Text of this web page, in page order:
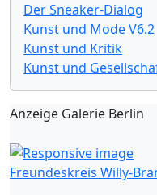
Der Sneaker-Dialog
Kunst und Mode V6.2
Kunst und Kritik
Kunst und
Anzeige Galerie Berlin
Freundeskreis Willy-